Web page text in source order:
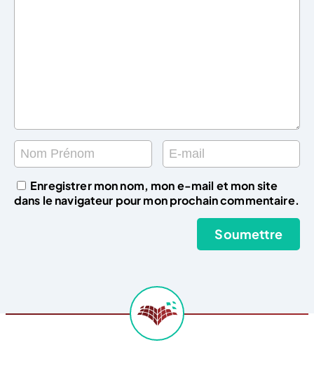
Enregistrer mon nom, mon e-mail et mon site
dans le navigateur pour mon prochain commentaire.